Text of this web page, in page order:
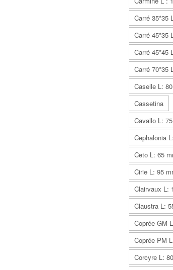
Carré 35*35
Carré 45*35
Carré 45*45
Carré 70*35
Caselle L:
Cassetina
Cavallo L:
Cephalonia
Ceto L: 65
Cirie L: 95
Clairvaux L:
Claustra L:
Coprée GM
Coprée PM
Corcyre L: